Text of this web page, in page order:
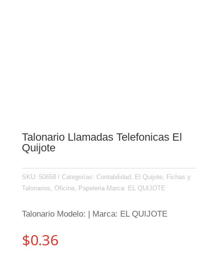
Talonario Llamadas Telefonicas El
Quijote
SKU: 50658 Categorías: Contabilidad , El Quijote, Fichas y
Talonarios, Oficina, Papeleria Marca: EL QUIJOTE
Talonario Modelo: | Marca: EL QUIJOTE
$0.36